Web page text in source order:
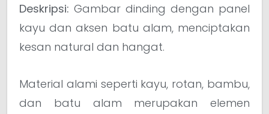
Deskripsi: Gambar dinding dengan panel
kayu dan aksen batu alam, menciptakan
kesan natural dan hangat.
Material alami seperti kayu, rotan, bambu,
dan batu alam merupakan elemen